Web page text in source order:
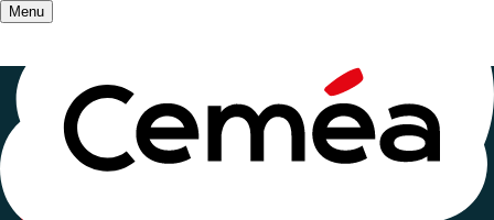
Menu
Accueil/ Qui sommes-nous ? /
Nos partenaires
Lettre n° 53 de l'AIFRIS